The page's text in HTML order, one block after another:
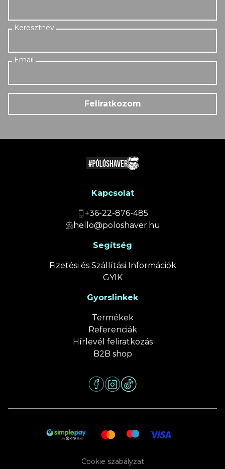
Feliratkozom
Kapcsolat
+36-22-876-485
hello@poloshaver.hu
Segítség
Fizetési és Szállítási Információk
GYIK
Gyorslinkek
Termékek
Referenciák
Hírlevél feliratkozás
B2B shop
Cookie szabályzat